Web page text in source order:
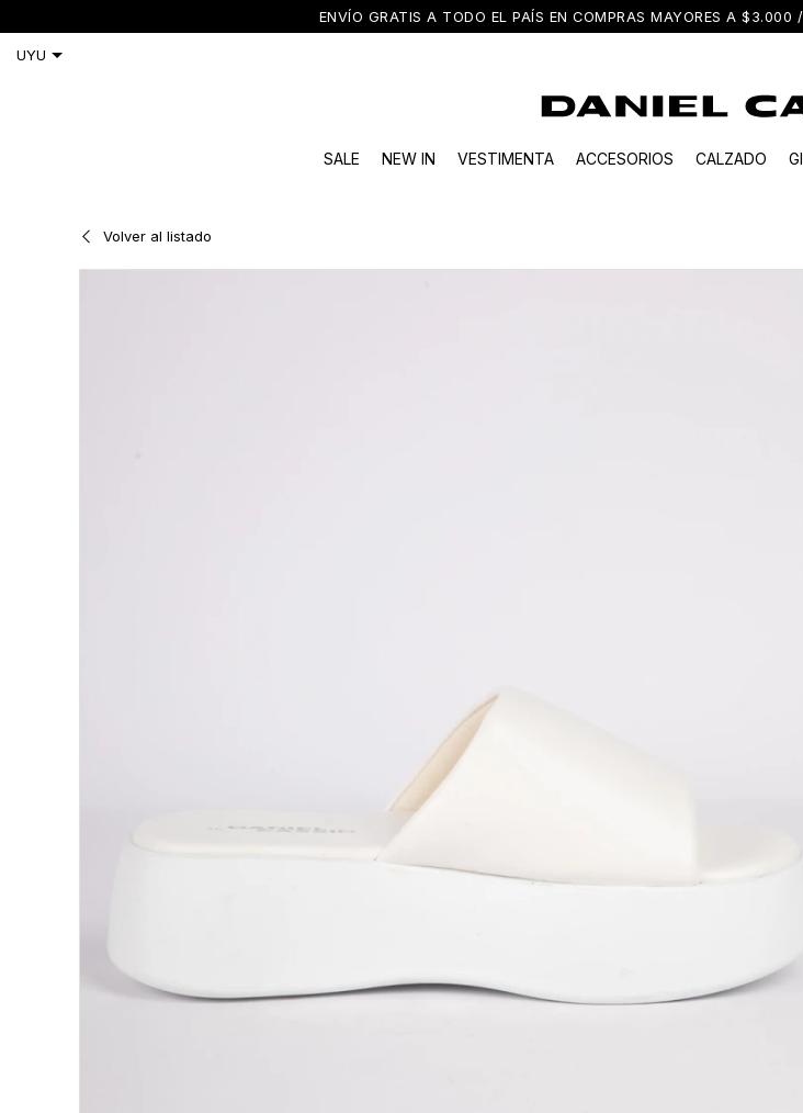
ENVÍO GRATIS A TODO EL PAÍS EN COMPRAS MAYORES A $3.000
SALE NEW IN VESTIMENTA ACCESORIOS CALZADO
Volver al listado